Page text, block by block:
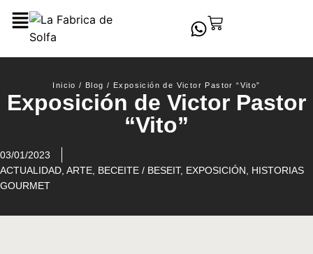
Inicio / Blog / Exposición de Victor Pastor “Vito”
Exposición de Victor Pastor
“Vito”
03/01/2023
ACTUALIDAD ARTE BECEITE / BESEIT, EXPOSICIÓN
HISTORIAS
GOURMET